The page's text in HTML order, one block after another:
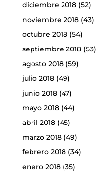
diciembre 2018(52)
noviembre 2018(43)
octubre 2018(54)
septiembre 2018(53)
agosto 2018(59)
julio 2018(49)
junio 2018(47)
mayo 2018(44)
abril 2018(45)
marzo 2018(49)
febrero 2018(34)
enero 2018(35)